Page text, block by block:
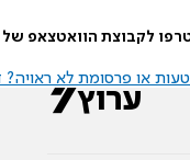
לקבוצת הוואטצאפ של
או פרסומת לא ראויה?